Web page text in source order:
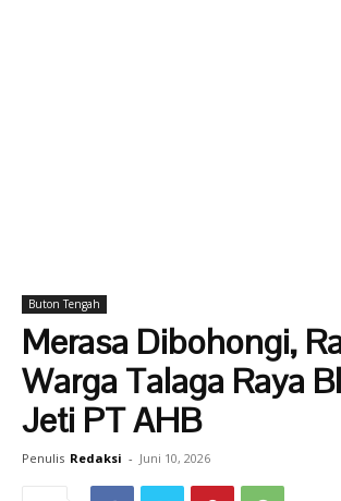
Buton Tengah
Merasa Dibohongi,
Warga Talaga Raya
Jeti PT AHB
Penulis Redaksi - Juni 10, 2026